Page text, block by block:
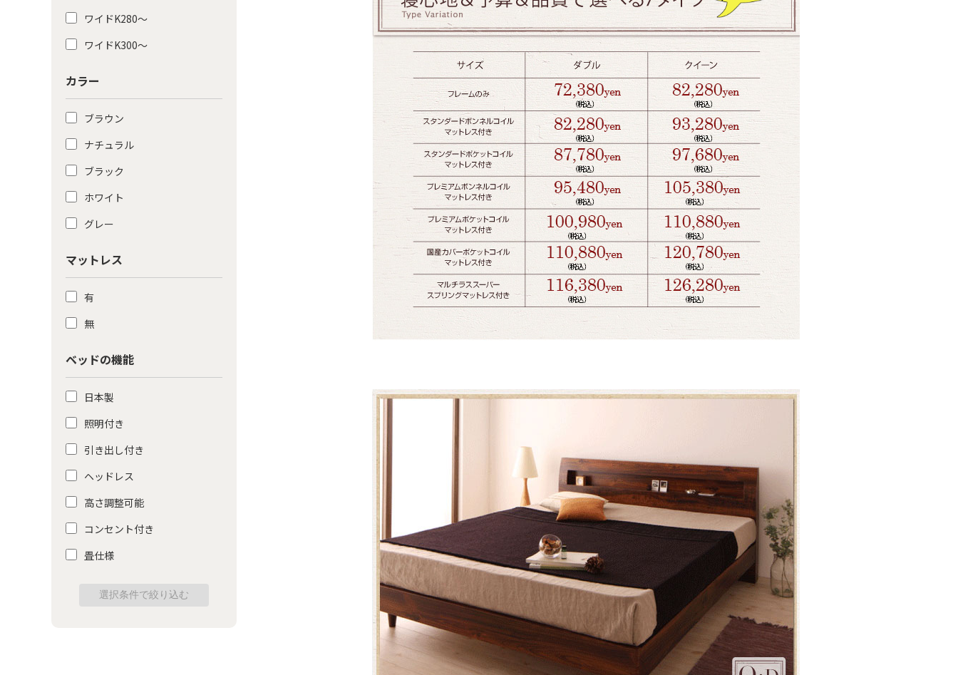
ワイドK280〜
ワイドK300〜
カラー
ブラウン
ナチュラル
ブラック
ホワイト
グレー
マットレス
有
無
ベッドの機能
日本製
照明付き
引き出し付き
ヘッドレス
高さ調整可能
コンセント付き
畳仕様